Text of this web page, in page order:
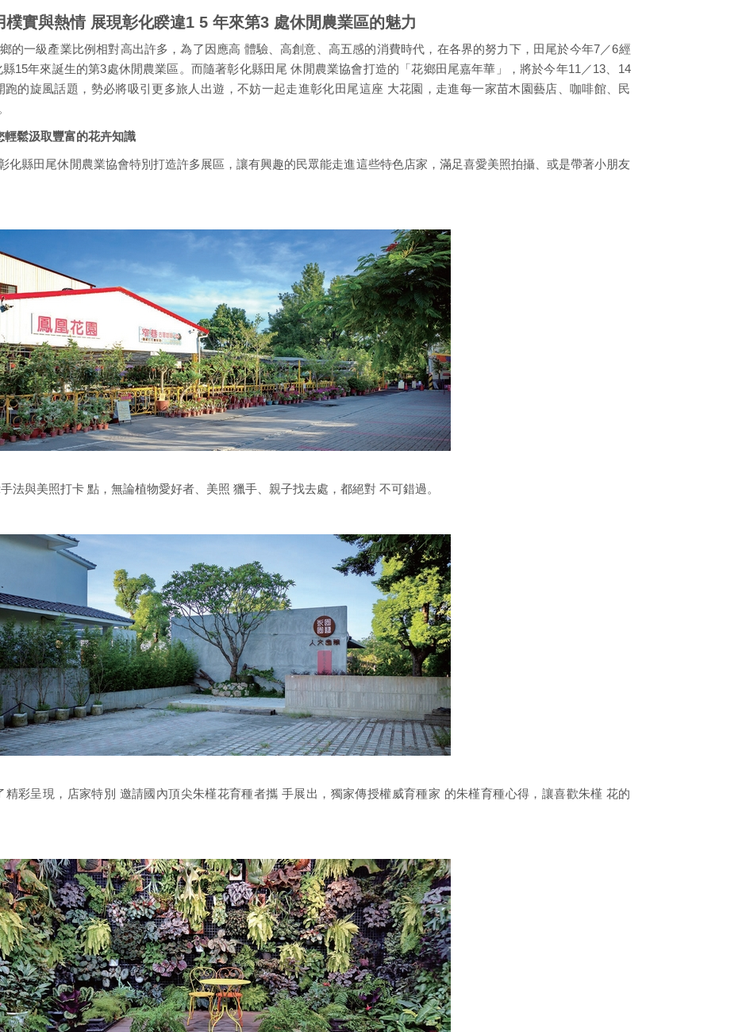
實與熱情 展現彰化睽違1 5 年來第3 處休閒農業區的魅力
的一級產業比例相對高出許多，為了因應高 體驗、高創意、高五感的消費時代，在各界的努力下，田尾於今年7／6經
15年來誕生的第3處休閒農業區。而隨著彰化縣田尾 休閒農業協會打造的「花鄉田尾嘉年華」，將於今年11／13、14
的旋風話題，勢必將吸引更多旅人出遊，不妨一起走進彰化田尾這座 大花園，走進每一家苗木園藝店、咖啡館、民
鬆汲取豐富的花卉知識
化縣田尾休閒農業協會特別打造許多展區，讓有興趣的民眾能走進這些特色店家，滿足喜愛美照拍攝、或是帶著小朋友
法與美照打卡 點，無論植物愛好者、美照 獵手、親子找去處，都絕對 不可錯過。
彩呈現，店家特別 邀請國內頂尖朱槿花育種者攜 手展出，獨家傳授權威育種家 的朱槿育種心得，讓喜歡朱槿 花的